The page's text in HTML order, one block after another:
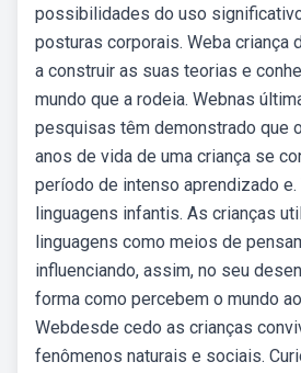
possibilidades do uso
posturas corporais. Weba criança
a construir as suas teorias e
mundo que a rodeia. Webnas
pesquisas têm demonstrado que
anos de vida de uma criança se
período de intenso aprendizado
linguagens infantis. As crianças
linguagens como meios de
influenciando, assim, no seu
forma como percebem o mundo
Webdesde cedo as crianças
fenômenos naturais e sociais.